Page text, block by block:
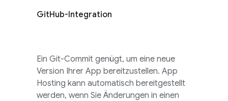
GitHub-Integration
Ein Git-Commit genügt, um eine neue
Version Ihrer App bereitzustellen. App
Hosting kann automatisch bereitgestellt
werden, wenn Sie Änderungen in einen